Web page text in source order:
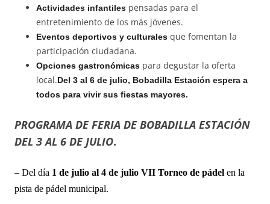
Actividades infantiles pensadas para el
entretenimiento de los más jóvenes.
Eventos deportivos y culturales que fomentan la
participación ciudadana.
Opciones gastronómicas para degustar la oferta
local.Del 3 al 6 de julio, Bobadilla Estación espera a
todos para vivir sus fiestas mayores.
PROGRAMA DE FERIA DE BOBADILLA ESTACIÓN
DEL 3 AL 6 DE JULIO.
– Del día 1 de julio al 4 de julio VII Torneo de pádel en la
pista de pádel municipal.